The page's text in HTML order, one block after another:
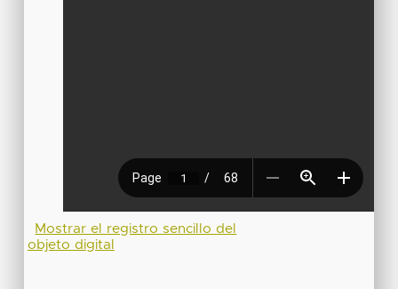
Mostrar el registro sencillo del
objeto digital